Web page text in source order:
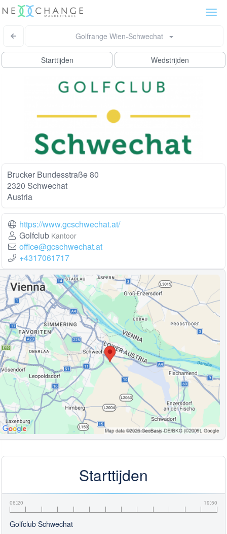
Golfrange Wien-Schwechat
Starttijden Wedstrijden
Brucker Bundesstraße 80
2320 Schwechat
Austria
https://www.gcschwechat.at/
Golfclub Kantoor
office@gcschwechat.at
+4317061717
Starttijden
06:20 19:50
Golfclub Schwechat